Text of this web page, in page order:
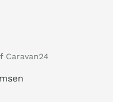
Caravan24